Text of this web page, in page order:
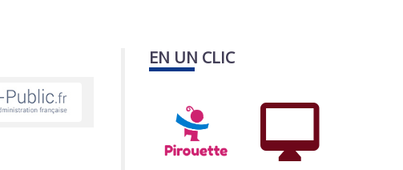
EN UN CLIC